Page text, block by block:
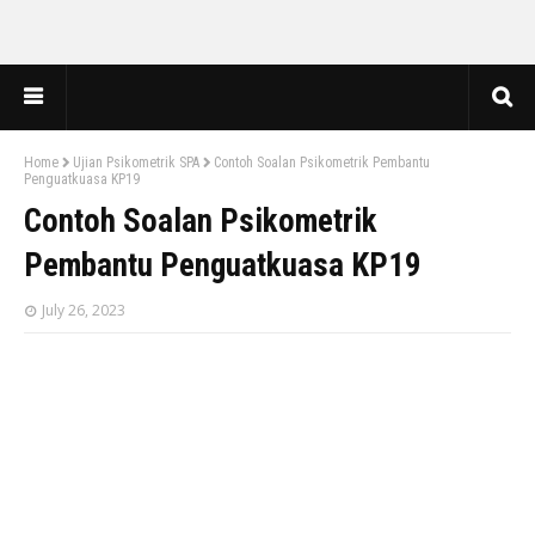
Home Ujian Psikometrik SPA
Contoh Soalan Psikometrik Pembantu
Penguatkuasa KP19
Contoh Soalan Psikometrik
Pembantu Penguatkuasa KP19
July 26, 2023